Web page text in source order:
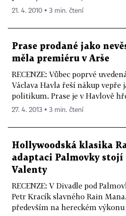
21. 4. 2010 ▪ 3 min. čtení
Prase prodané jako
měla premiéru v Arše
RECENZE: Vůbec poprvé
Václava Havla řeší nákup vepře
politikum. Prase je v Havlově
27. 4. 2013 ▪ 3 min. čtení
Hollywoodská klasika
adaptaci Palmovky stojí
Valenty
RECENZE: V Divadle pod
Petr Kracík slavného Rain
především na hereckém výkonu